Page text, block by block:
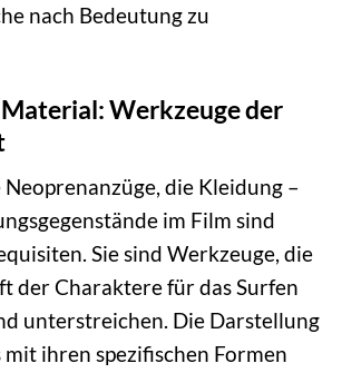
nach Bedeutung zu
Werkzeuge der
Neoprenanzüge, die Kleidung –
im Film sind
Sie sind Werkzeuge, die
der Charaktere für das Surfen
unterstreichen. Die Darstellung
ihren spezifischen Formen